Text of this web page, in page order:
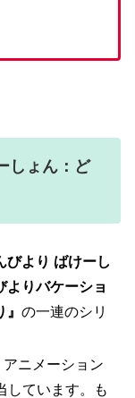
しょん：ど
びより ばけーし
よりバケーショ
』の一連のシリ
ニメーション
しています。も